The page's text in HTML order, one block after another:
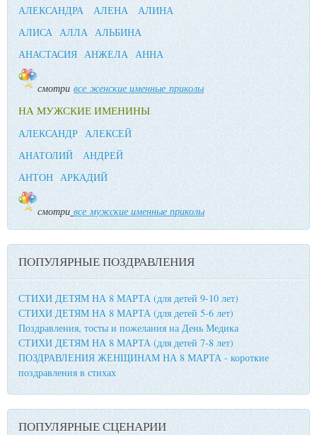
АЛЕКСАНДРА АЛЕНА
АЛИНА
АЛИСА АЛЛА АЛЬБИНА
АНАСТАСИЯ АНЖЕЛА АННА
смотри все женские именные приколы
НА МУЖСКИЕ ИМЕНИНЫ
АЛЕКСАНДР АЛЕКСЕЙ
АНАТОЛИЙ
АНДРЕЙ
АНТОН АРКАДИЙ
смотри все мужские именные приколы
ПОПУЛЯРНЫЕ ПОЗДРАВЛЕНИЯ
СТИХИ ДЕТЯМ НА 8 МАРТА (для детей 9-10 лет)
СТИХИ ДЕТЯМ НА 8 МАРТА (для детей 5-6 лет)
Поздравления, тосты и пожелания на День Медика
СТИХИ ДЕТЯМ НА 8 МАРТА (для детей 7-8 лет)
ПОЗДРАВЛЕНИЯ ЖЕНЩИНАМ НА 8 МАРТА - короткие
поздравления в стихах
ПОПУЛЯРНЫЕ СЦЕНАРИИ